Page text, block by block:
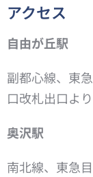
アクセス
自由が丘駅
副都心線、東
口改札出口よ
奥沢駅
南北線、東急